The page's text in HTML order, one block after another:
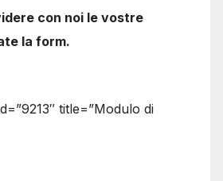
con noi le vostre
la form.
title=”Modulo di